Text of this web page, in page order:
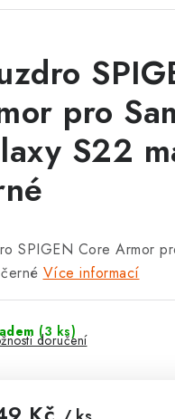
pro
S22
SPIGEN Core Armor
Více informací
(3 ks)
doručení